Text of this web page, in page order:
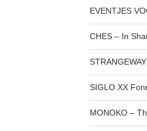
EVENTJES
CHES – In
SIGLO XX
MONOKO –